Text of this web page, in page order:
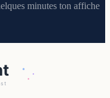
minutes ton affiche